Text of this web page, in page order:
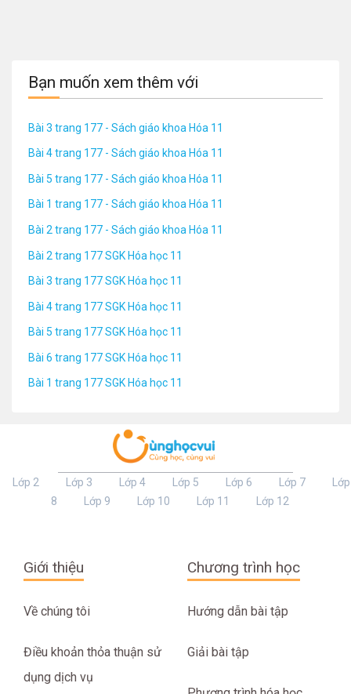
Bạn muốn xem thêm với
Bài 3 trang 177 - Sách giáo khoa Hóa 11
Bài 4 trang 177 - Sách giáo khoa Hóa 11
Bài 5 trang 177 - Sách giáo khoa Hóa 11
Bài 1 trang 177 - Sách giáo khoa Hóa 11
Bài 2 trang 177 - Sách giáo khoa Hóa 11
Bài 2 trang 177 SGK Hóa học 11
Bài 3 trang 177 SGK Hóa học 11
Bài 4 trang 177 SGK Hóa học 11
Bài 5 trang 177 SGK Hóa học 11
Bài 6 trang 177 SGK Hóa học 11
Bài 1 trang 177 SGK Hóa học 11
Lớp 2 Lớp 3 Lớp 4 Lớp 5 Lớp 6 Lớp 7
Lớp
8
Lớp 9 Lớp 10 Lớp 11 Lớp 12
Giới thiệu
Về chúng tôi
Điều khoản thỏa thuận sử
dụng dịch vụ
Chương trình học
Hướng dẫn bài tập
Giải bài tập